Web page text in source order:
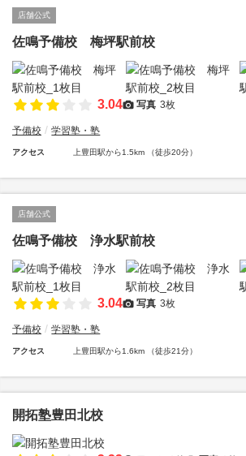
店舗公式
佐鳴予備校 梅坪駅前校
3.04 写真 3枚
予備校 学習塾・塾
アクセス 上豊田駅から1.5km （徒歩20分）
店舗公式
佐鳴予備校 浄水駅前校
3.04 写真 3枚
予備校 学習塾・塾
アクセス 上豊田駅から1.6km （徒歩21分）
開拓塾豊田北校